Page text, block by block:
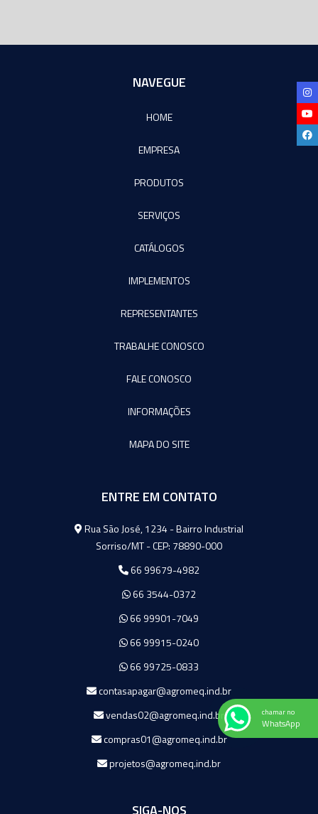
NAVEGUE
HOME
EMPRESA
PRODUTOS
SERVIÇOS
CATÁLOGOS
IMPLEMENTOS
REPRESENTANTES
TRABALHE CONOSCO
FALE CONOSCO
INFORMAÇÕES
MAPA DO SITE
ENTRE EM CONTATO
Agromeq
Rua São José, 1234 - Bairro Industrial
Sorriso/MT - CEP: 78890-000
66 99679-4982
66 3544-0372
66 99901-7049
66 99915-0240
66 99725-0833
contasapagar@agromeq.ind.br
vendas02@agromeq.ind.br
compras01@agromeq.ind.br
projetos@agromeq.ind.br
chamar no
WhatsApp